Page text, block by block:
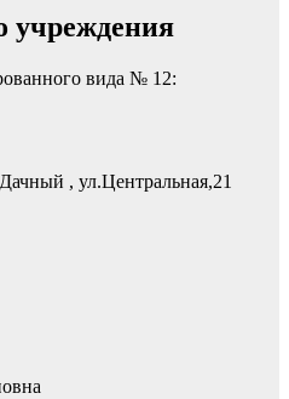
учреждения
вида № 12:
, ул.Центральная,21